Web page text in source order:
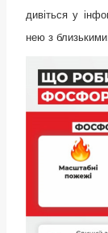
дивіться у
нею з